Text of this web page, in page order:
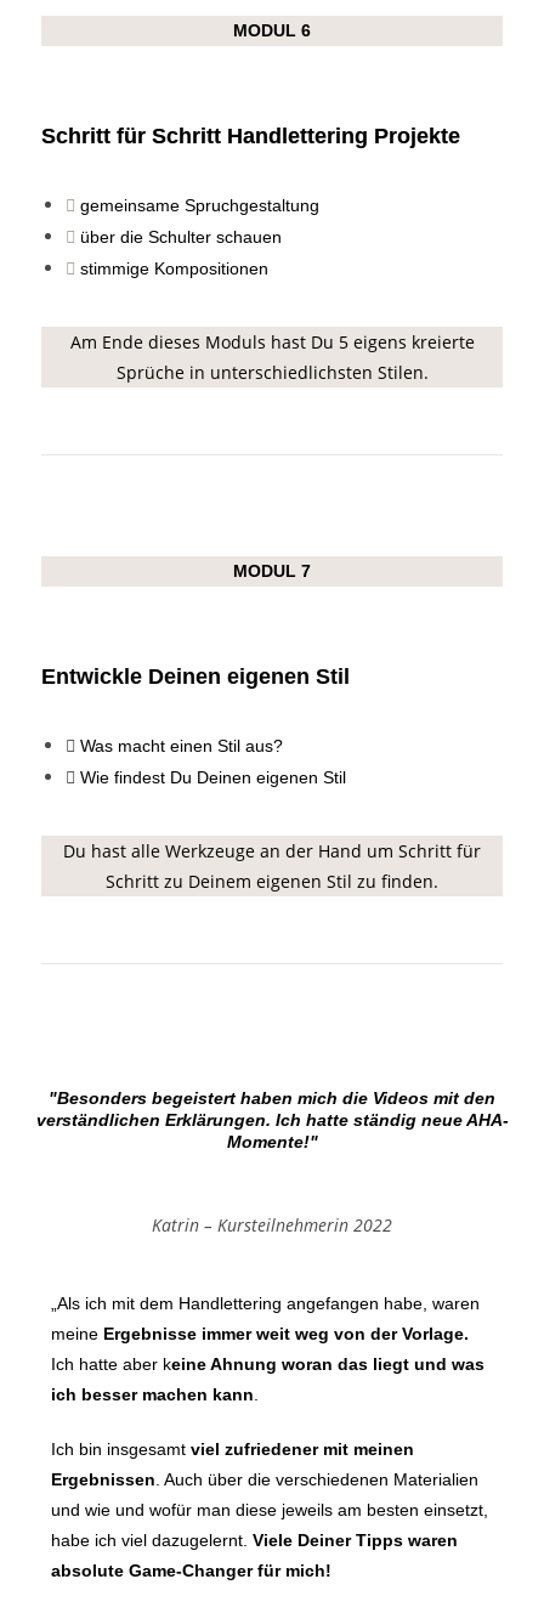
MODUL 6
Schritt für Schritt Handlettering Projekte
gemeinsame Spruchgestaltung
über die Schulter schauen
stimmige Kompositionen
Am Ende dieses Moduls hast Du 5 eigens kreierte
Sprüche in unterschiedlichsten Stilen.
MODUL 7
Entwickle Deinen eigenen Stil
Was macht einen Stil aus?
Wie findest Du Deinen eigenen Stil
Du hast alle Werkzeuge an der Hand um Schritt für
Schritt zu Deinem eigenen Stil zu finden.
"Besonders begeistert haben mich die Videos mit den
verständlichen Erklärungen. Ich hatte ständig neue AHA-
Momente!"
Katrin – Kursteilnehmerin 2022
„Als ich mit dem Handlettering angefangen habe, waren
meine Ergebnisse immer weit weg von der Vorlage.
Ich hatte aber keine Ahnung woran das liegt und was
ich besser machen kann
Ich bin insgesamt viel zufriedener mit meinen
Ergebnissen . Auch über die verschiedenen Materialien
und wie und wofür man diese jeweils am besten einsetzt,
habe ich viel dazugelernt. Viele Deiner Tipps waren
absolute Game-Changer für mich!